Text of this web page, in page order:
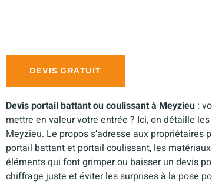
DEVIS GRATUIT
Devis portail battant ou coulissant à Meyzieu :
mettre en valeur votre entrée ? Ici, on détaille
Meyzieu. Le propos s’adresse aux
portail battant et portail coulissant, les
éléments qui font grimper ou baisser un devis
chiffrage juste et éviter les surprises à la pose